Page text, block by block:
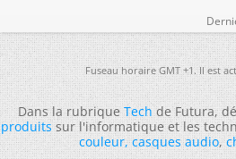
Fuseau horaire GMT +1. Il est
Dans la rubriqueTechde Futura,
produitssur l'informatique et les
couleur,casques audio,